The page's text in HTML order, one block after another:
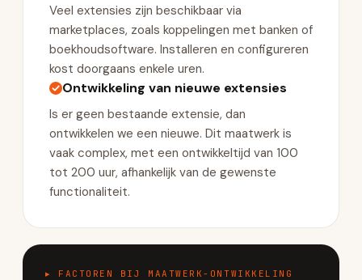
Veel extensies zijn beschikbaar via
marketplaces, zoals koppelingen met banken of
boekhoudsoftware. Installeren en configureren
kost doorgaans enkele uren.
Ontwikkeling van nieuwe extensies
Is er geen bestaande extensie, dan
ontwikkelen we een nieuwe. Dit maatwerk is
vaak complex, met een ontwikkeltijd van 100
tot 200 uur, afhankelijk van de gewenste
functionaliteit.
▸ FACTOREN BIJ MAATWERK-ONTWIKKELING